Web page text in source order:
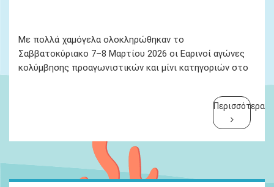
Με πολλά χαμόγελα ολοκληρώθηκαν το
Σαββατοκύριακο 7–8 Μαρτίου 2026 οι Εαρινοί αγώνες
κολύμβησης προαγωνιστικών και μίνι κατηγοριών στο
Περισσότερα